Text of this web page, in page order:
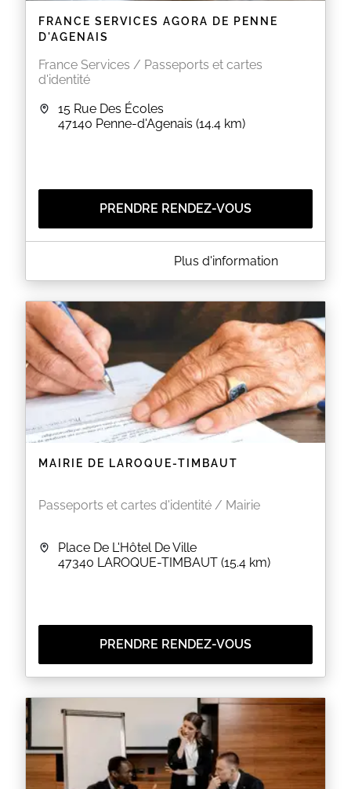
FRANCE SERVICES AGORA DE PENNE
D'AGENAIS
France Services / Passeports et cartes
d'identité
15 Rue Des Écoles
47140 Penne-d'Agenais (14.4 km)
PRENDRE RENDEZ-VOUS
A PROPOS DE FRANCE SERVICES AGORA DE PENNE
ET GARONNE
EN SAVOIR PLUS
Plus d'information
MAIRIE DE LAROQUE-TIMBAUT
Passeports et cartes d'identité / Mairie
Place De L'Hôtel De Ville
47340 LAROQUE-TIMBAUT (15.4 km)
PRENDRE RENDEZ-VOUS